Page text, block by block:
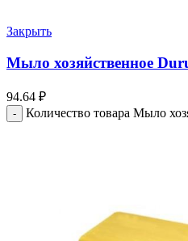
Закрыть
Мыло хозяйственное
94.64 ₽
Количество товара Мыло